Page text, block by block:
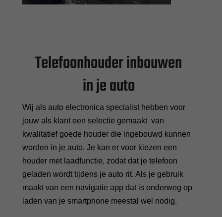
Telefoonhouder inbouwen
in je auto
Wij als auto electronica specialist hebben voor
jouw als klant een selectie gemaakt van
kwalitatief goede houder die ingebouwd kunnen
worden in je auto. Je kan er voor kiezen een
houder met laadfunctie, zodat dat je telefoon
geladen wordt tijdens je auto rit. Als je gebruik
maakt van een navigatie app dat is onderweg op
laden van je smartphone meestal wel nodig.